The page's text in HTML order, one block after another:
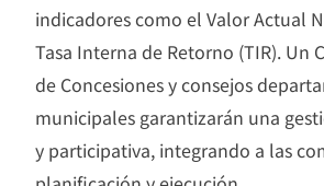
indicadores como el Valor Actual
Tasa Interna de Retorno (TIR). Un
de Concesiones y consejos
municipales garantizarán una
y participativa, integrando a las